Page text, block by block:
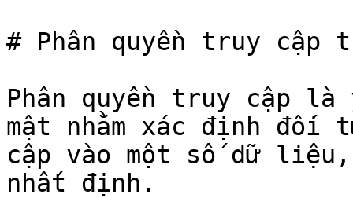
# Phân quyền truy cập
Phân quyền truy cập
mật nhằm xác định đối
cập vào một số dữ
nhất định.